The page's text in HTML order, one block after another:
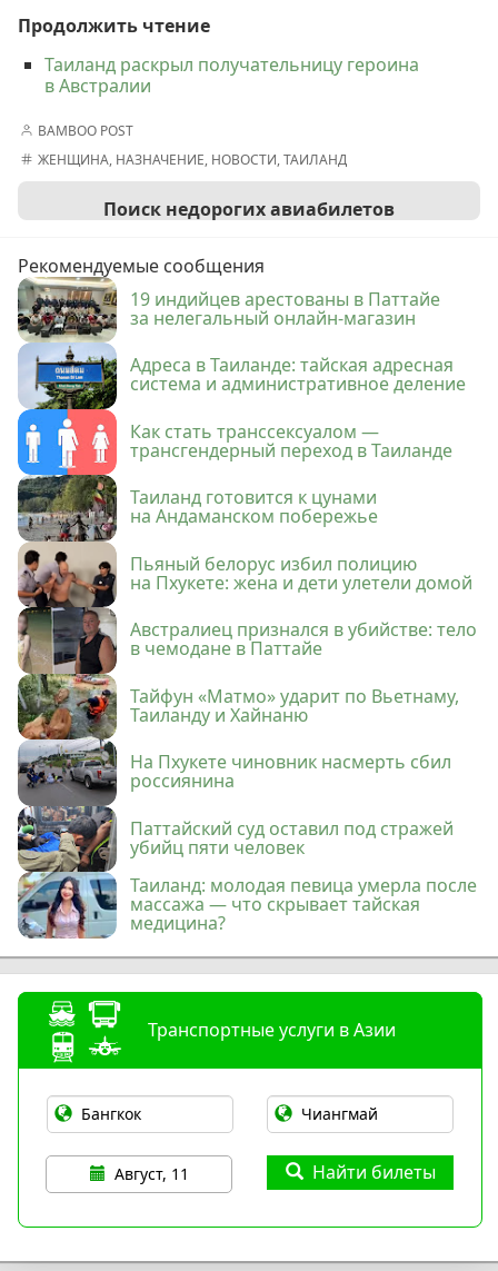
Продолжить чтение
Таиланд раскрыл получательницу героина
в Австралии
BAMBOO POST
ЖЕНЩИНА, НАЗНАЧЕНИЕ, НОВОСТИ,ТАИЛАНД
Поиск недорогих авиабилетов
Рекомендуемые сообщения
19 индийцев арестованы в Паттайе
за нелегальный онлайн-магазин
Адреса в Таиланде: тайская адресная
система и административное деление
Как стать транссексуалом —
трансгендерный переход в Таиланде
Таиланд готовится к цунами
на Андаманском побережье
Пьяный белорус избил полицию
на Пхукете: жена и дети улетели домой
Австралиец признался в убийстве: тело
в чемодане в Паттайе
Тайфун «Матмо» ударит по Вьетнаму,
Таиланду и Хайнаню
На Пхукете чиновник насмерть сбил
россиянина
Паттайский суд оставил под стражей
убийц пяти человек
Таиланд: молодая певица умерла после
массажа — что скрывает тайская
медицина?
Транспортные услуги в Азии
Август, 11 Найти билеты